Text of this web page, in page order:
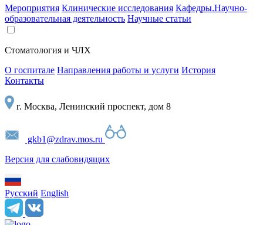
Мероприятия Клинические исследования Кафедры.Научно-
образовательная деятельность Научные статьи
Стоматология и ЧЛХ
О госпитале Направления работы и услуги История
Контакты
г. Москва, Ленинский проспект, дом 8
gkb1@zdrav.mos.ru
Версия для слабовидящих
Русский English